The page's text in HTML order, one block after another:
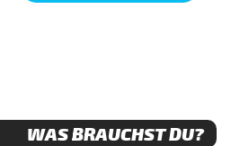
WAS BRAUCHST DU?